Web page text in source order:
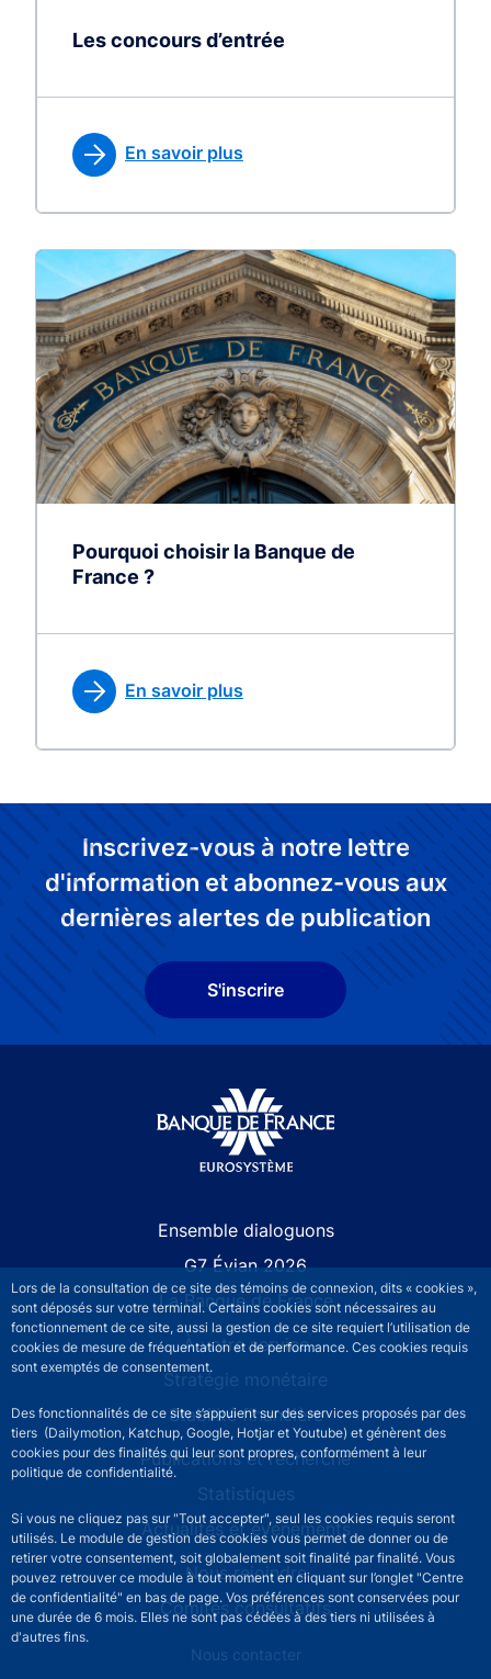
Lors de la consultation de ce site des témoins de connexion, dits « cookies »,
sont déposés sur votre terminal. Certains cookies sont nécessaires au
fonctionnement de ce site, aussi la gestion de ce site requiert l’utilisation de
cookies de mesure de fréquentation et de performance. Ces cookies requis
sont exemptés de consentement.
Des fonctionnalités de ce site s’appuient sur des services proposés par des
tiers (Dailymotion, Katchup, Google, Hotjar et Youtube) et génèrent des
cookies pour des finalités qui leur sont propres, conformément à leur
politique de confidentialité.
Si vous ne cliquez pas sur "Tout accepter", seul les cookies requis seront
utilisés. Le module de gestion des cookies vous permet de donner ou de
retirer votre consentement, soit globalement soit finalité par finalité. Vous
pouvez retrouver ce module à tout moment en cliquant sur l’onglet "Centre
de confidentialité" en bas de page. Vos préférences sont conservées pour
une durée de 6 mois. Elles ne sont pas cédées à des tiers ni utilisées à
d'autres fins.
Les concours d’entrée
En savoir plus
Pourquoi choisir la Banque de
France ?
En savoir plus
Inscrivez-vous à notre lettre
d'information et abonnez-vous aux
dernières alertes de publication
S'inscrire
Ensemble dialoguons
G7 Évian 2026
La Banque de France
À votre service
Stratégie monétaire
Stabilité financière
Publications et recherche
Statistiques
Actualités et événements
Nous rejoindre
Comités consultatifs
Footer secondary menuNous contacter